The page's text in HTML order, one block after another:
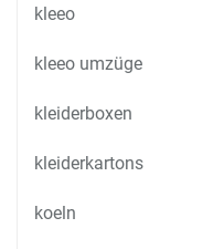
kleeo
kleeo umzüge
kleiderboxen
kleiderkartons
koeln